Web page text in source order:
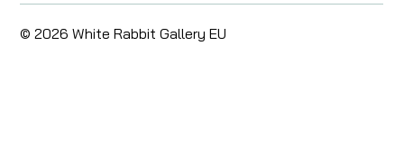
© 2026 White Rabbit Gallery EU